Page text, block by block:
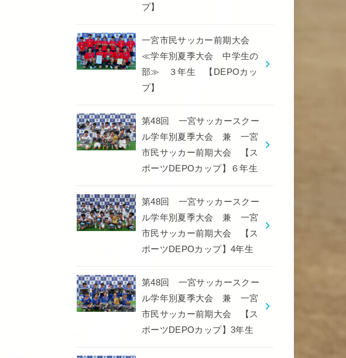
プ】
一宮市民サッカー前期大会
≪学年別夏季大会 中学生の
部≫ ３年生 【DEPOカッ
プ】
第48回 一宮サッカースクー
ル学年別夏季大会 兼 一宮
市民サッカー前期大会 【ス
ポーツDEPOカップ】６年生
第48回 一宮サッカースクー
ル学年別夏季大会 兼 一宮
市民サッカー前期大会 【ス
ポーツDEPOカップ】4年生
第48回 一宮サッカースクー
ル学年別夏季大会 兼 一宮
市民サッカー前期大会 【ス
ポーツDEPOカップ】3年生